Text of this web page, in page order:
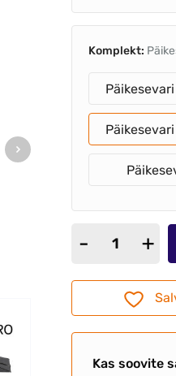
Komplekt:
Päikesevari
Kas soovite